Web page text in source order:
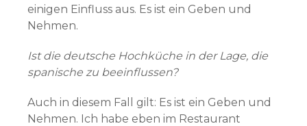
einigen Einfluss aus. Es ist ein Geben und
Nehmen.
Ist die deutsche Hochküche in der Lage, die
spanische zu beeinflussen?
Auch in diesem Fall gilt: Es ist ein Geben und
Nehmen. Ich habe eben im Restaurant